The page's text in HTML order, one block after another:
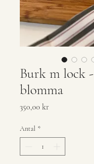
Burk m lock -
blomma
350,00 krPris
Antal *